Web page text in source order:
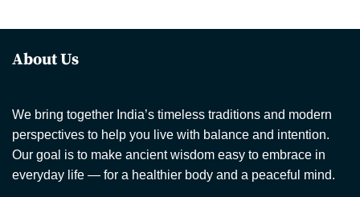
About Us
We bring together India’s timeless traditions and modern
perspectives to help you live with balance and intention.
Our goal is to make ancient wisdom easy to embrace in
everyday life — for a healthier body and a peaceful mind.